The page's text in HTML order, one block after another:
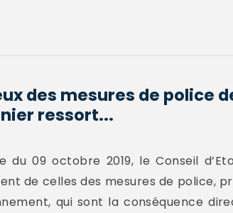
des mesures de police
ressort...
09 octobre 2019, le Conseil
de celles des mesures de police,
qui sont la conséquence